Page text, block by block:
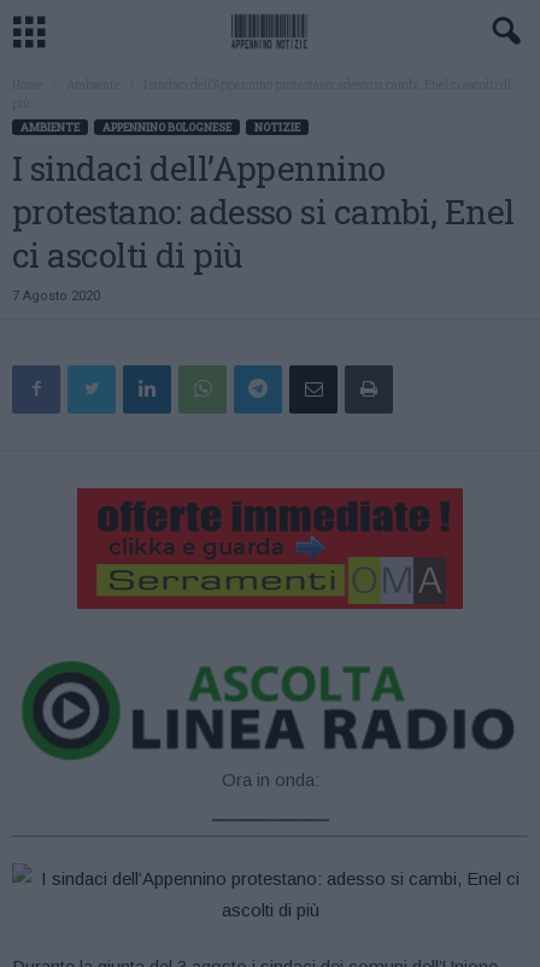
AMBIENTE APPENNINO BOLOGNESE NOTIZIE
I sindaci dell’Appennino
protestano: adesso si cambi, Enel
ci ascolti di più
7 Agosto 2020
Ora in onda: